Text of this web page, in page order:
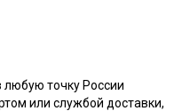
точку России
или службой доставки,